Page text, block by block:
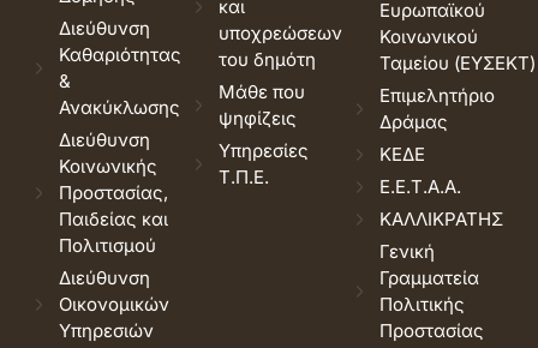
Διεύθυνση
Καθαριότητας
&
Ανακύκλωσης
Διεύθυνση
Κοινωνικής
Προστασίας,
Παιδείας και
Πολιτισμού
Διεύθυνση
Οικονομικών
Υπηρεσιών
και
υποχρεώσεων
του δημότη
Μάθε που
ψηφίζεις
Υπηρεσίες
Τ.Π.Ε.
Ευρωπαϊκού
Κοινωνικού
Ταμείου (ΕΥΣΕΚΤ)
Επιμελητήριο
Δράμας
ΚΕΔΕ
Ε.Ε.Τ.Α.Α.
ΚΑΛΛΙΚΡΑΤΗΣ
Γενική
Γραμματεία
Πολιτικής
Προστασίας